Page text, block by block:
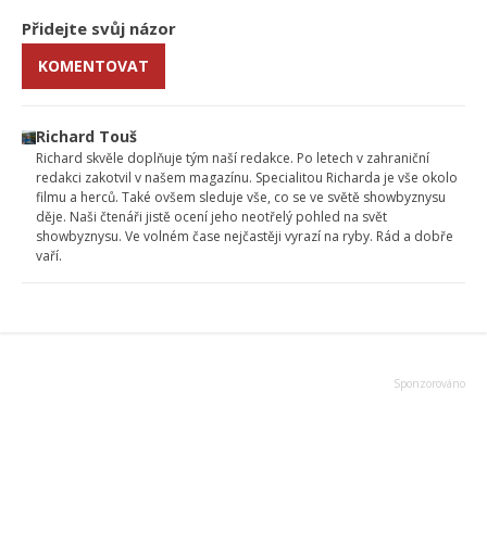
Přidejte svůj názor
KOMENTOVAT
Richard Touš
Richard skvěle doplňuje tým naší redakce. Po letech v zahraniční
redakci zakotvil v našem magazínu. Specialitou Richarda je vše okolo
filmu a herců. Také ovšem sleduje vše, co se ve světě showbyznysu
děje. Naši čtenáři jistě ocení jeho neotřelý pohled na svět
showbyznysu. Ve volném čase nejčastěji vyrazí na ryby. Rád a dobře
vaří.